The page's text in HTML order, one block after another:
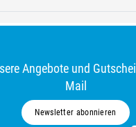
Angebote und
Mail
Newsletter abonnieren